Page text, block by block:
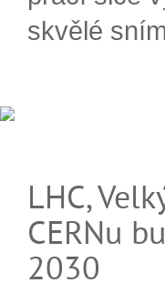
skvělé
LHC,
CERNu
2030